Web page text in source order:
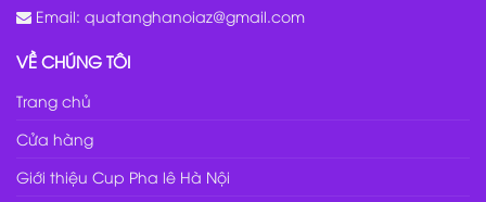
Email: quatanghanoiaz@gmail.com
VỀ CHÚNG TÔI
Trang chủ
Cửa hàng
Giới thiệu Cup Pha lê Hà Nội